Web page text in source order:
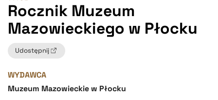
Rocznik Muzeum
Mazowieckiego w Płocku
Udostępnij
WYDAWCA
Muzeum Mazowieckie w Płocku